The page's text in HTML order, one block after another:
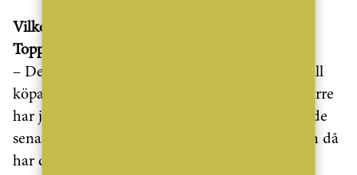
Vilken respons har
Toppmäklarna börjat sändas?
– Den direkta responsen har varit att kunder vill
köpa “den lägenheten”, eller “det huset.” Dessvärre
har ju det mesta som visats redan sålts. Men, i de
senaste avsnitten har vi en del färska objekt och då
har det gått snabbt att boka fulla visningar.